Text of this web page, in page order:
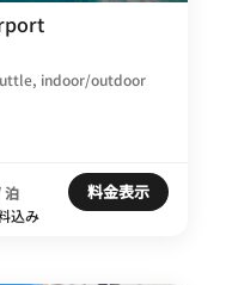
indoor/outdoor
泊
込み
料金表示